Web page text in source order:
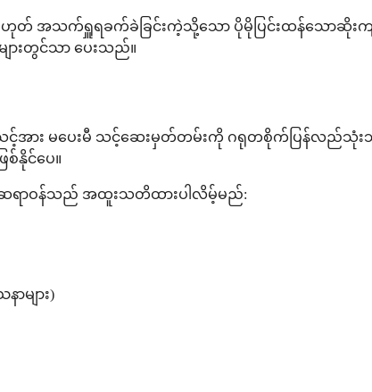
အသက်ရှူရခက်ခဲခြင်းကဲ့သို့သော ပိုမိုပြင်းထန်သောဆိုးကျိုး
ားတွင်သာ ပေးသည်။
င့်အား မပေးမီ သင့်ဆေးမှတ်တမ်းကို ဂရုတစိုက်ပြန်လည်သုံ
နိုင်ပေ။
ရာဝန်သည် အထူးသတိထားပါလိမ့်မည်:
များ)